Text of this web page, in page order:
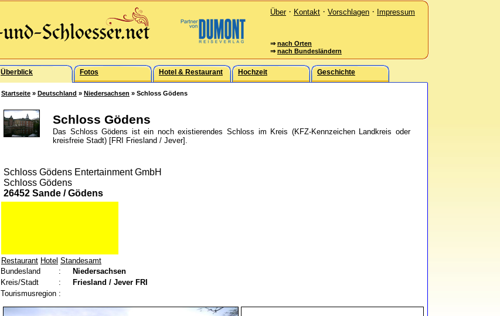
Über· Kontakt · Vorschlagen · Impressum
⇒ nach Orten
⇒ nach Bundesländern
Überblick Fotos Hotel & Restaurant Hochzeit Geschichte
Startseite » Deutschland » Niedersachsen » Schloss Gödens
Schloss Gödens
Das Schloss Gödens ist ein noch existierendes Schloss im Kreis (KFZ-Kennzeichen Landkreis oder
kreisfreie Stadt) [FRI Friesland / Jever].
Schloss Gödens Entertainment GmbH
Schloss Gödens
26452 Sande / Gödens
Restaurant Hotel Standesamt
Bundesland
:
Niedersachsen
Kreis/Stadt
: Friesland / Jever FRI
Tourismusregion :